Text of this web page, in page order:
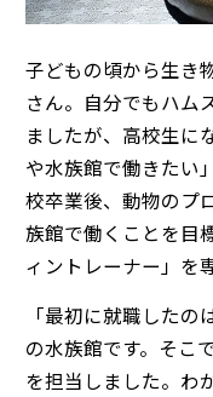
子どもの頃から生き
さん。自分でもハム
ましたが、高校生に
や水族館で働きたい
校卒業後、動物のプ
族館で働くことを目
ィントレーナー」を
「最初に就職した
の水族館です。そこ
を担当しました。わ